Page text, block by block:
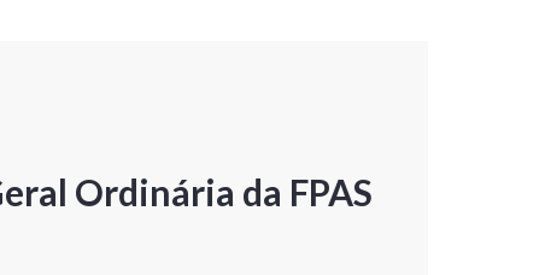
Ordinária da FPAS